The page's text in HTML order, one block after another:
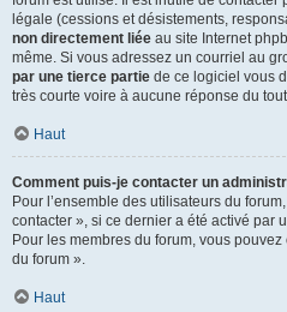
légale (cessions et désistements,
non directement liée au site Internet
même. Si vous adressez un courriel au
par une tierce partie de ce logiciel vous
très courte voire à aucune réponse du
Haut
Comment puis-je contacter un
Pour l’ensemble des utilisateurs du
contacter », si ce dernier a été activé par
Pour les membres du forum, vous
du forum ».
Haut